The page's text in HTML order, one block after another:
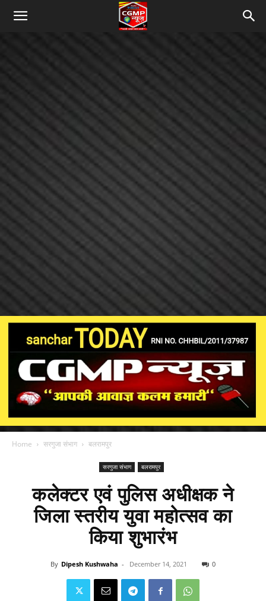
Home सरगुजा संभाग बलरामपुर
सरगुजा संभाग बलरामपुर
कलेक्टर एवं पुलिस अधीक्षक ने
जिला स्तरीय युवा महोत्सव का
किया शुभारंभ
By Dipesh Kushwaha - December 14, 2021 0